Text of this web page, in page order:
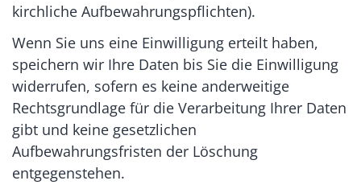
kirchliche Aufbewahrungspflichten).
Wenn Sie uns eine Einwilligung erteilt haben,
speichern wir Ihre Daten bis Sie die Einwilligung
widerrufen, sofern es keine anderweitige
Rechtsgrundlage für die Verarbeitung Ihrer Daten
gibt und keine gesetzlichen
Aufbewahrungsfristen der Löschung
entgegenstehen.